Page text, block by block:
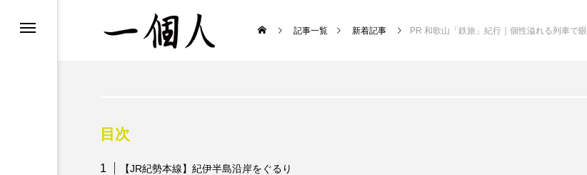
記事一覧 新着記事 PR 和歌山「鉄旅」紀行｜個性溢れる列車で眼福の車窓を満喫
目次
【JR紀勢本線】紀伊半島沿岸をぐるり